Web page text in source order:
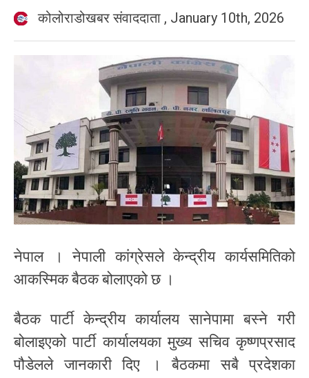
कोलोराडोखबर संवाददाता , January 10th, 2026
नेपाल । नेपाली कांग्रेसले केन्द्रीय कार्यसमितिको
आकस्मिक बैठक बोलाएको छ ।
बैठक पार्टी केन्द्रीय कार्यालय सानेपामा बस्ने गरी
बोलाइएको पार्टी कार्यालयका मुख्य सचिव कृष्णप्रसाद
पौडेलले जानकारी दिए । बैठकमा सबै प्रदेशका